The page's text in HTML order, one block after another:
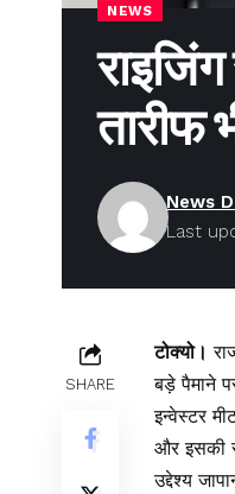
NEWS
तारीफ
Last
News
SHARE
टोक्यो।
बड़े पैमाने
इन्वेस्टर
और इसकी
उद्देश्य